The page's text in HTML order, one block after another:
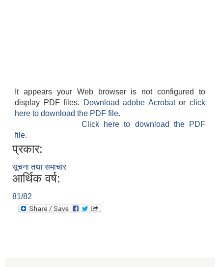
It appears your Web browser is not configured to
display PDF files.
Download adobe Acrobatorclick
here to download the PDF file.
Click here to download the PDF
file.
प्रकार:
सूचना तथा समाचार
आर्थिक वर्ष:
81/82